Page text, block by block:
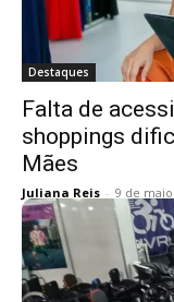
Destaques
Falta de
shoppings
Mães
Juliana Reis - 9 de